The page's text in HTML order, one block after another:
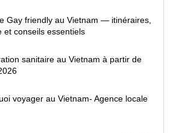
Gay friendly au Vietnam — itinéraires,
et conseils essentiels
sanitaire au Vietnam à partir de
voyager au Vietnam- Agence locale